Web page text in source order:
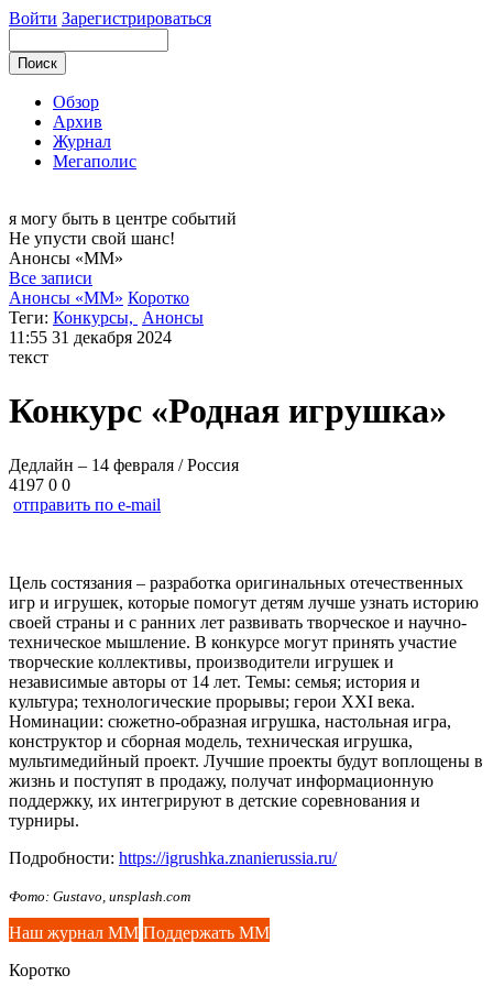
Войти Зарегистрироваться
Обзор
Архив
Журнал
Мегаполис
я могу быть в центре событий
Не упусти свой шанс!
Анонсы «ММ»
Все записи
Анонсы «ММ» Коротко
Теги: Конкурсы, Анонсы
11:55 31 декабря 2024
текст
Конкурс «Родная игрушка»
Дедлайн – 14 февраля / Россия
4197 0 0
отправить по e-mail
Цель состязания – разработка оригинальных отечественных
игр и игрушек, которые помогут детям лучше узнать историю
своей страны и с ранних лет развивать творческое и научно-
техническое мышление. В конкурсе могут принять участие
творческие коллективы, производители игрушек и
независимые авторы от 14 лет. Темы: семья; история и
культура; технологические прорывы; герои XXI века.
Номинации: сюжетно-образная игрушка, настольная игра,
конструктор и сборная модель, техническая игрушка,
мультимедийный проект. Лучшие проекты будут воплощены в
жизнь и поступят в продажу, получат информационную
поддержку, их интегрируют в детские соревнования и
турниры.
Подробности: https://igrushka.znanierussia.ru/
Фото: Gustavo, unsplash.com
Наш журнал ММ Поддержать ММ
Коротко